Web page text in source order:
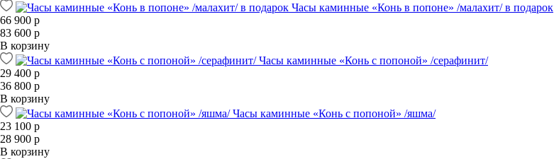
Часы каминные «Конь в попоне» /малахит/ в подарок
66 900 р
83 600 р
В корзину
Часы каминные «Конь с попоной» /серафинит/
29 400 р
36 800 р
В корзину
Часы каминные «Конь с попоной» /яшма/
23 100 р
28 900 р
В корзину